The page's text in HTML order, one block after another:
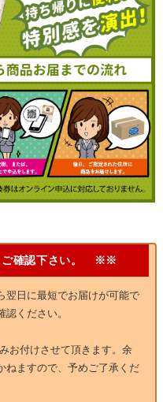
確認下さい。 ※※
翌日に最短でお届けが可能で
ください。
お付けさせて頂きます。余
ねますので、予めご了承くだ